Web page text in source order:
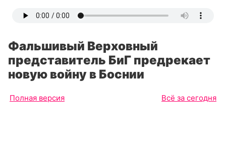
Фальшивый Верховный
представитель БиГ предрекает
новую войну в Боснии
Полная версия Всё за сегодня